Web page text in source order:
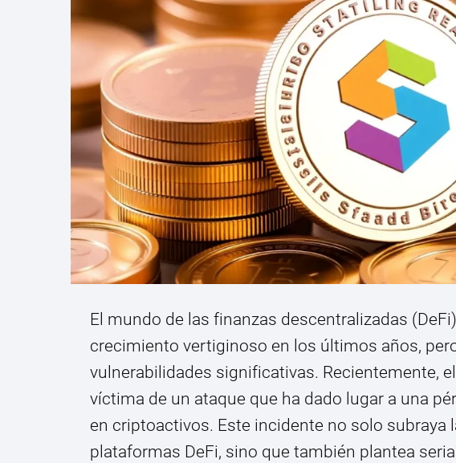
El mundo de las finanzas descentralizadas
crecimiento vertiginoso en los últimos años,
vulnerabilidades significativas. Recientemente,
víctima de un ataque que ha dado lugar a una
en criptoactivos. Este incidente no solo subraya
plataformas DeFi, sino que también plantea